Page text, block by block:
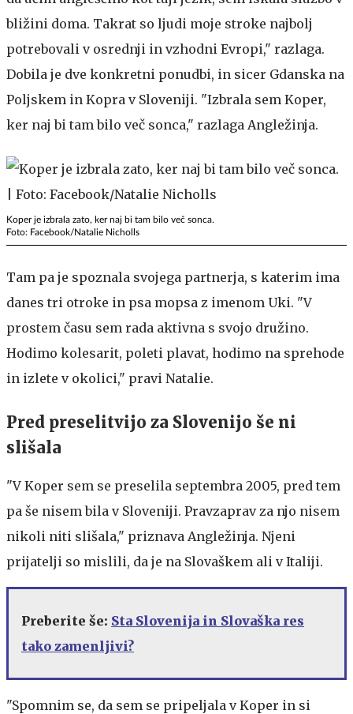
bližini doma. Takrat so ljudi moje stroke najbolj
potrebovali v osrednji in vzhodni Evropi," razlaga.
Dobila je dve konkretni ponudbi, in sicer Gdanska na
Poljskem in Kopra v Sloveniji. "Izbrala sem Koper,
ker naj bi tam bilo več sonca," razlaga Angležinja.
Koper je izbrala zato, ker naj bi tam bilo več sonca.
Foto: Facebook/Natalie Nicholls
Tam pa je spoznala svojega partnerja, s katerim ima
danes tri otroke in psa mopsa z imenom Uki. "V
prostem času sem rada aktivna s svojo družino.
Hodimo kolesarit, poleti plavat, hodimo na sprehode
in izlete v okolici," pravi Natalie.
Pred preselitvijo za Slovenijo še ni
slišala
"V Koper sem se preselila septembra 2005, pred tem
pa še nisem bila v Sloveniji. Pravzaprav za njo nisem
nikoli niti slišala," priznava Angležinja. Njeni
prijatelji so mislili, da je na Slovaškem ali v Italiji.
Preberite še: Sta Slovenija in Slovaška res
tako zamenljivi?
"Spomnim se, da sem se pripeljala v Koper in si